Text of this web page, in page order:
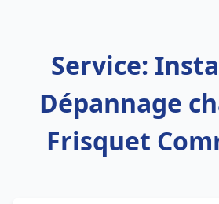
Service:
Dépannage
Frisquet